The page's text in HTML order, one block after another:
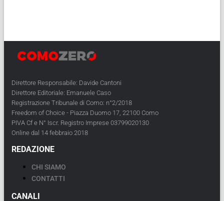
Direttore Responsabile: Davide Cantoni
Direttore Editoriale: Emanuele Caso
Registrazione Tribunale di Como: n°2/2018
Freedom of Choice - Piazza Duomo 17, 22100 Como
PIVA Cf e N° Iscr. Registro Imprese 03799020130
Online dal 14 febbraio 2018
REDAZIONE
CHI SIAMO
CONTATTI
CANALI